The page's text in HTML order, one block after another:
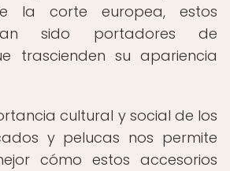
la corte europea, estos
sido portadores de
trascienden su apariencia
cultural y social de los
y pelucas nos permite
cómo estos accesorios